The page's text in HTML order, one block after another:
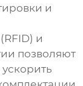
и
и
позволяют
ускорить